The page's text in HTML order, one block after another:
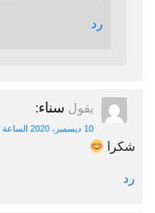
رد
يقول سناء:
10 ديسمبر، 2020 الساعة 1:06 م
شكرا
رد